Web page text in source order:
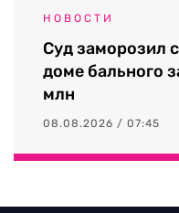
НОВОСТИ
Суд заморозил
доме бального
млн
08.08.2026 / 07:45